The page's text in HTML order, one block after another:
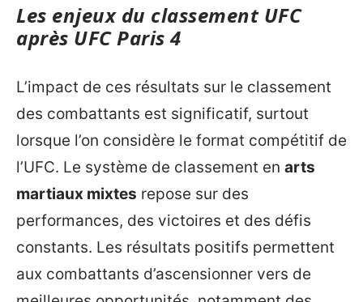
Les enjeux du classement UFC
après UFC Paris 4
L’impact de ces résultats sur le classement
des combattants est significatif, surtout
lorsque l’on considère le format compétitif de
l’UFC. Le système de classement en arts
martiaux mixtes repose sur des
performances, des victoires et des défis
constants. Les résultats positifs permettent
aux combattants d’ascensionner vers de